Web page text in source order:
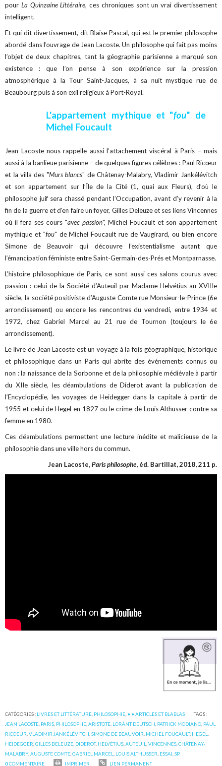
pour La Quinzaine Littéraire, ces chroniques sont un vrai divertissement
intelligent.
Et qui dit divertissement, dit Blaise Pascal, qui est le premier philosophe
abordé dans l’ouvrage de Jean Lacoste. Un philosophe qui fait pas moins
l’objet de deux chapitres, tant la géographie parisienne a marqué son
existence : que l’on pense à son expérience sur la pression
atmosphérique à la Tour Saint-Jacques, à sa nuit mystique rue de
Beaubourg puis à son exil religieux à Port-Royal.
L'appartement mythique et "fou" de
Michel Foucault
Jean Lacoste nous rappelle aussi l’attachement viscéral à Paris – mais
aussi à la banlieue parisienne – de quelques figures célèbres : Paul Ricœur
et la villa des "Murs blancs" de Châtenay-Malabry, Vladimir Jankélévitch
et son appartement sur l’Île de la Cité (1, quai aux Fleurs), d’où le
philosophe juif sera chassé pendant l’Occupation, avant d’y revenir à la
fin de la guerre et d’en faire un foyer, Gilles Deleuze et ses liens Vincennes
où il fera ses cours "avec passion", Michel Foucault et son appartement
mythique et "fou" de Michel Foucault rue de Vaugirard, ou bien encore
Simone de Beauvoir qui découvre l’existentialisme autant que
l’émancipation féministe entre Saint-Germain-des-Prés et Montparnasse.
L’histoire philosophique de Paris, ce sont aussi ces salons courus avec
passion : celui de la Société d’Auteuil par Madame Helvétius au XVIIIe
siècle, la société positiviste d’Auguste Comte rue Monsieur-le-Prince (6e
arrondissement) ou encore les rencontres du vendredi, entre 1934 et
1972, chez Gabriel Marcel au 21 rue de Tournon (toujours le 6e
arrondissement).
Le livre de Jean Lacoste est un voyage à la fois géographique, historique
et philosophique dans un Paris qui abrite des événements connus ou
non : la naissance de la Sorbonne et de la philosophie médiévale à partir
du XIIe siècle, les déambulations de Diderot avant la publication de
l’Encyclopédie, les voyages de Heidegger dans la capitale à partir de
1955 et celui de Hegel en 1827 ou le crime de Louis Althusser contre sa
femme en 1980.
Ces déambulations permettent une lecture inédite et malicieuse de la
philosophie dans une ville hors du commun.
Jean Lacoste,Paris philosophe, éd. Bartillat, 2018, 211 p.
CATÉGORIES : LIVRES ET LITTÉRATURE PHILOSOPHIE • • ARTICLES ET BLABLAS
TAGS :
JEAN LACOSTE PARIS PHILOSOPHE ,ARISTOTE LORÀNT DEUTSCH PATRICK MODIANO PAUL
RICOEUR ,VLADIMIR JANKÉLÉVITCH ,SIMONE DE BEAUVOIR MICHEL FOUCAULT, HEGEL
HEIDEGGER ,GILLES DELEUZE DIDEROT, HELVÉTIUS ,AUTEUIL ,VINCENNES ,CHÂTENAY-
MALABRY,AUGUSTE COMTE ,GABRIEL MARCEL LOUIS ALTHUSSER ESSAI ,SP
0COMMENTAIRE IMPRIMER LIEN PERMANENT